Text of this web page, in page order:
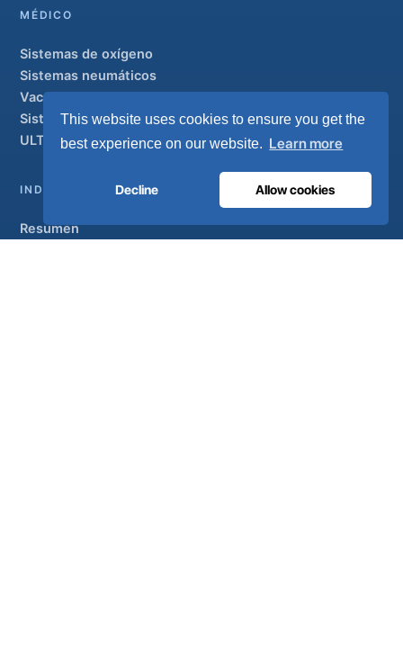
This website uses cookies to ensure you get the
best experience on our website. Learn more
Decline Allow cookies
MÉDICO
Sistemas de oxígeno
Sistemas neumáticos
Vacuum y AGSS
Sistemas de tuberías
ULTRAOX
Modelo insignia
INDUSTRIAL
Resumen